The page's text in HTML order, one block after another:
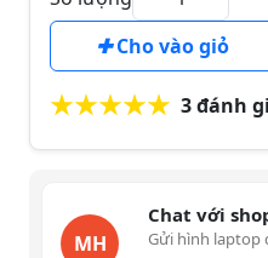
Cho vào giỏ
3 đánh
MH
Chat với
Gửi hình laptop